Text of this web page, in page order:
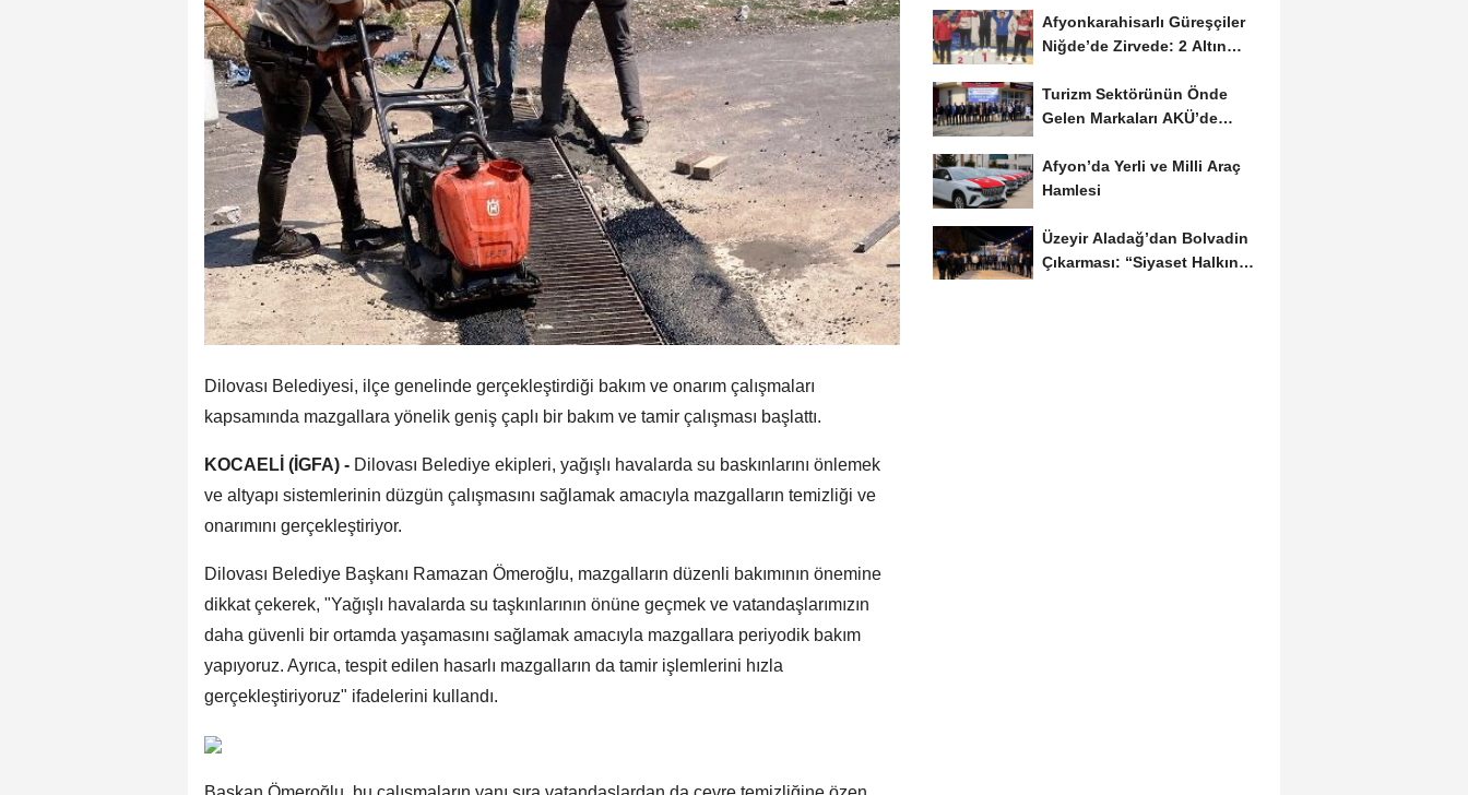
Dilovası Belediyesi, ilçe genelinde gerçekleştirdiği bakım ve onarım çalışmaları
kapsamında mazgallara yönelik geniş çaplı bir bakım ve tamir çalışması başlattı.
KOCAELİ (İGFA) - Dilovası Belediye ekipleri, yağışlı havalarda su baskınlarını önlemek
ve altyapı sistemlerinin düzgün çalışmasını sağlamak amacıyla mazgalların temizliği ve
onarımını gerçekleştiriyor.
Dilovası Belediye Başkanı Ramazan Ömeroğlu, mazgalların düzenli bakımının önemine
dikkat çekerek, "Yağışlı havalarda su taşkınlarının önüne geçmek ve vatandaşlarımızın
daha güvenli bir ortamda yaşamasını sağlamak amacıyla mazgallara periyodik bakım
yapıyoruz. Ayrıca, tespit edilen hasarlı mazgalların da tamir işlemlerini hızla
gerçekleştiriyoruz" ifadelerini kullandı.
Afyonkarahisarlı Güreşçiler
Niğde’de Zirvede: 2 Altın
Turizm Sektörünün Önde
Gelen Markaları AKÜ’de
Afyon’da Yerli ve Milli Araç
Hamlesi
Üzeyir Aladağ’dan Bolvadin
Çıkarması: “Siyaset Halkın